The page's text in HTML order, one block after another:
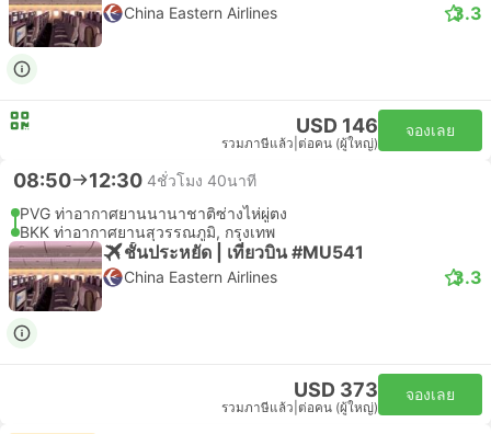
China Eastern Airlines 3.3
USD 146
รวมภาษีแล้ว ต่อคน (ผู้ใหญ่)
จองเลย
08:50 12:30 4ชั่วโมง 40นาที
PVG ท่าอากาศยานนานาชาติซ่างไห่ผู่ตง
BKK ท่าอากาศยานสุวรรณภูมิ, กรุงเทพ
ชั้นประหยัด | เที่ยวบิน #MU541
China Eastern Airlines 3.3
USD 373
รวมภาษีแล้ว ต่อคน (ผู้ใหญ่)
จองเลย